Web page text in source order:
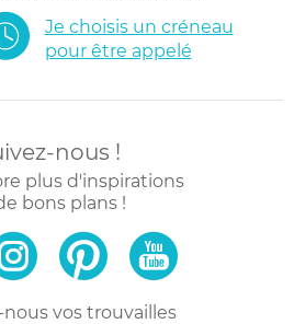
Je choisis un créneau
pour être appelé
nous !
plus d'inspirations
bons plans !
nous vos trouvailles